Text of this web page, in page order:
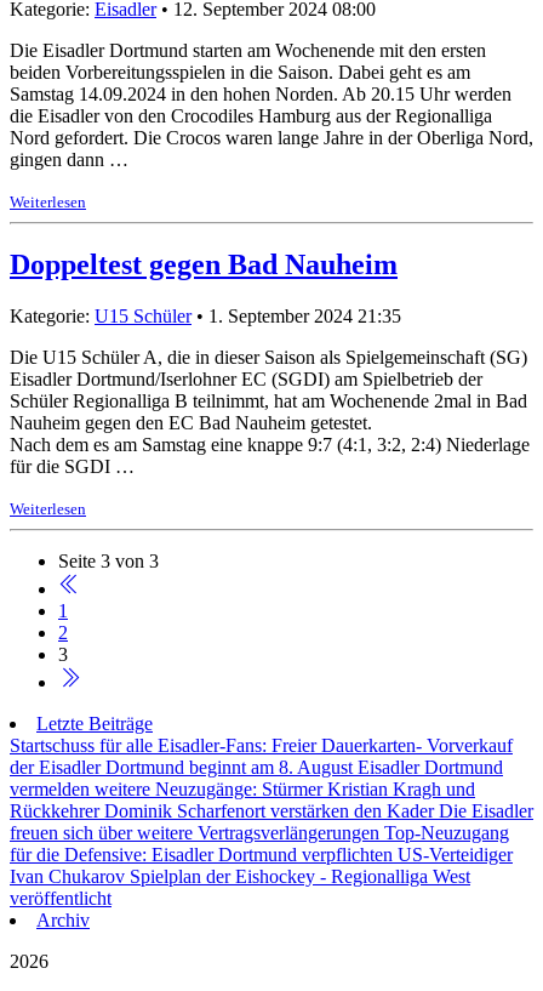
Kategorie: Eisadler• 12. September 2024 08:00
Die Eisadler Dortmund starten am Wochenende mit den ersten
beiden Vorbereitungsspielen in die Saison. Dabei geht es am
Samstag 14.09.2024 in den hohen Norden. Ab 20.15 Uhr werden
die Eisadler von den Crocodiles Hamburg aus der Regionalliga
Nord gefordert. Die Crocos waren lange Jahre in der Oberliga Nord,
gingen dann …
Weiterlesen
Doppeltest gegen Bad Nauheim
Kategorie: U15 Schüler• 1. September 2024 21:35
Die U15 Schüler A, die in dieser Saison als Spielgemeinschaft (SG)
Eisadler Dortmund/Iserlohner EC (SGDI) am Spielbetrieb der
Schüler Regionalliga B teilnimmt, hat am Wochenende 2mal in Bad
Nauheim gegen den EC Bad Nauheim getestet.
Nach dem es am Samstag eine knappe 9:7 (4:1, 3:2, 2:4) Niederlage
für die SGDI …
Weiterlesen
Seite 3 von 3
1
2
3
Letzte Beiträge
Startschuss für alle Eisadler-Fans: Freier Dauerkarten- Vorverkauf
der Eisadler Dortmund beginnt am 8. AugustEisadler Dortmund
vermelden weitere Neuzugänge: Stürmer Kristian Kragh und
Rückkehrer Dominik Scharfenort verstärken den KaderDie Eisadler
freuen sich über weitere Vertragsverlängerungen Top-Neuzugang
für die Defensive: Eisadler Dortmund verpflichten US-Verteidiger
Ivan Chukarov Spielplan der Eishockey - Regionalliga West
veröffentlicht
Archiv
2026